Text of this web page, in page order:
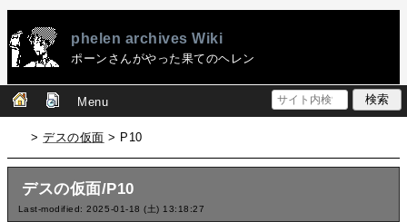
phelen archives Wiki
ポーンさんがやった果てのヘレン
Menu
>デスの仮面 > P10
デスの仮面/P10
Last-modified: 2025-01-18 (土) 13:18:27